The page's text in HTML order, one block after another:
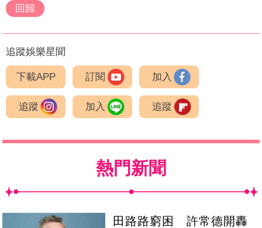
回歸
追蹤娛樂星聞
下載APP 訂閱 加入
追蹤 加入 追蹤
熱門新聞
田路路窮困 許常德開轟